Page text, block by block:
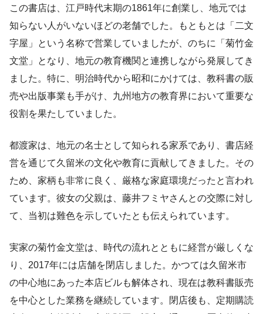
この書店は、江戸時代末期の1861年に創業し、地元では
知らない人がいないほどの老舗でした。もともとは「二文
字屋」という名称で営業していましたが、のちに「菊竹金
文堂」となり、地元の教育機関と連携しながら発展してき
ました。特に、明治時代から昭和にかけては、教科書の販
売や出版事業も手がけ、九州地方の教育界において重要な
役割を果たしていました。
都渡家は、地元の名士として知られる家系であり、書店経
営を通じて久留米の文化や教育に貢献してきました。その
ため、家柄も非常に良く、厳格な家庭環境だったと言われ
ています。彼女の父親は、藤井フミヤさんとの交際に対し
て、当初は難色を示していたとも伝えられています。
実家の菊竹金文堂は、時代の流れとともに経営が厳しくな
り、2017年には店舗を閉店しました。かつては久留米市
の中心地にあった本店ビルも解体され、現在は教科書販売
を中心とした業務を継続しています。閉店後も、定期購読